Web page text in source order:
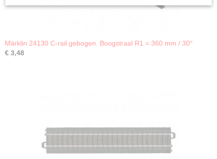
Märklin 24130 C-rail gebogen. Boogstraal R1 = 360 mm / 30°
€ 3,48